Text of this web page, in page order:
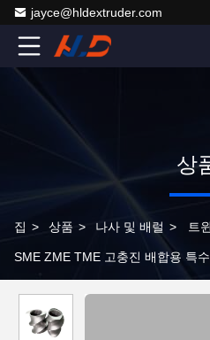
jayce@hldextruder.com
상
집 > 상품 > 나사 및 배럴 > 트
SME ZME TME 고충진 배합용 특